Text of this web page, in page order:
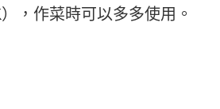
，作菜時可以多多使用。